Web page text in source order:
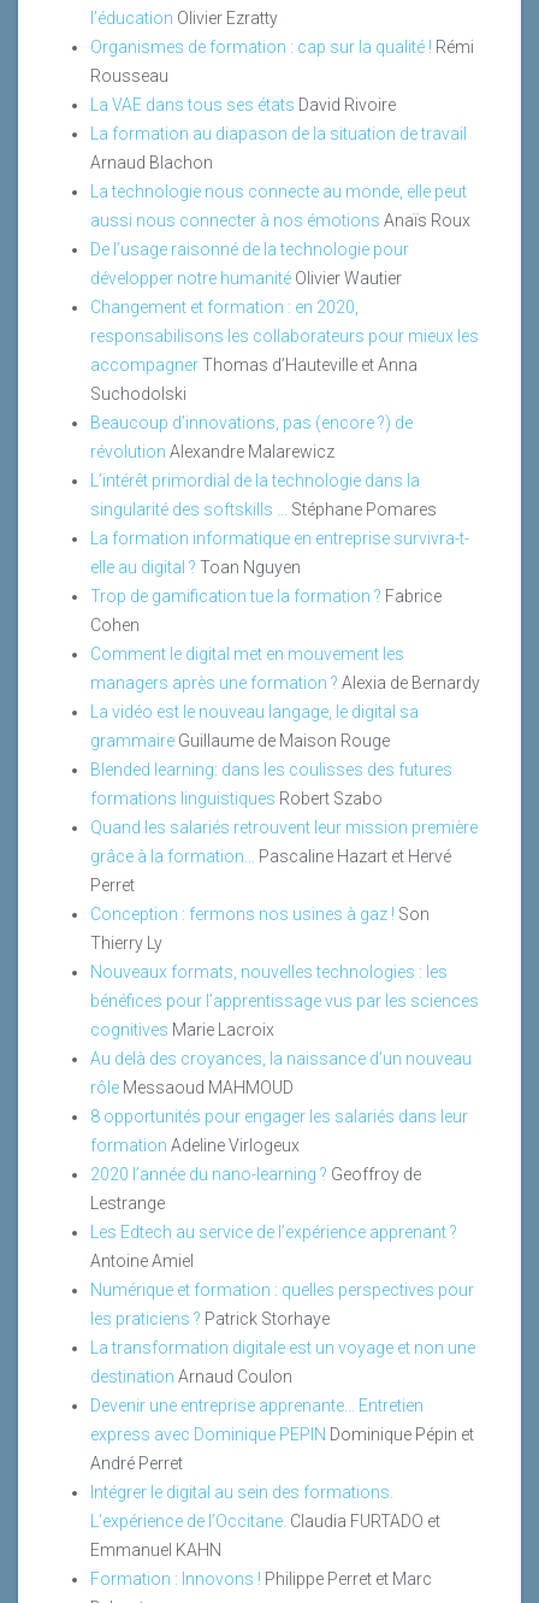
l’éducation Olivier Ezratty
Organismes de formation : cap sur la qualité ! Rémi
Rousseau
La VAE dans tous ses états David Rivoire
La formation au diapason de la situation de travail
Arnaud Blachon
La technologie nous connecte au monde, elle peut
aussi nous connecter à nos émotions Anaïs Roux
De l’usage raisonné de la technologie pour
développer notre humanité Olivier Wautier
Changement et formation : en 2020,
responsabilisons les collaborateurs pour mieux les
accompagnerThomas d’Hauteville et Anna
Suchodolski
Beaucoup d’innovations, pas (encore ?) de
révolution Alexandre Malarewicz
L’intérêt primordial de la technologie dans la
singularité des softskills ...
Stéphane Pomares
La formation informatique en entreprise survivra-t-
elle au digital ? Toan Nguyen
Trop de gamification tue la formation ? Fabrice
Cohen
Comment le digital met en mouvement les
managers après une formation ? Alexia de Bernardy
La vidéo est le nouveau langage, le digital sa
grammaire Guillaume de Maison Rouge
Blended learning: dans les coulisses des futures
formations linguistiques Robert Szabo
Quand les salariés retrouvent leur mission première
grâce à la formation…
Pascaline Hazart et Hervé
Perret
Conception : fermons nos usines à gaz ! Son
Thierry Ly
Nouveaux formats, nouvelles technologies : les
bénéfices pour l’apprentissage vus par les sciences
cognitives Marie Lacroix
Au delà des croyances, la naissance d’un nouveau
rôle Messaoud MAHMOUD
8 opportunités pour engager les salariés dans leur
formation Adeline Virlogeux
2020 l’année du nano-learning ? Geoffroy de
Lestrange
Les Edtech au service de l’expérience apprenant ?
Antoine Amiel
Numérique et formation : quelles perspectives pour
les praticiens ? Patrick Storhaye
La transformation digitale est un voyage et non une
destination Arnaud Coulon
Devenir une entreprise apprenante... Entretien
express avec Dominique PEPIN Dominique Pépin et
André Perret
Intégrer le digital au sein des formations.
L’expérience de l’Occitane. Claudia FURTADO et
Emmanuel KAHN
Formation : Innovons ! Philippe Perret et Marc